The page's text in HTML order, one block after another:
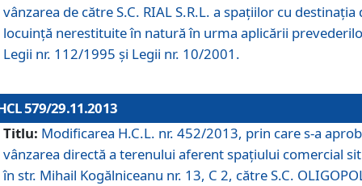
vânzarea de către S.C. RIAL S.R.L. a spaţiilor cu destinaţia
locuinţă nerestituite în natură în urma aplicării
Legii nr. 112/1995 şi Legii nr. 10/2001.
579/29.11.2013
Titlu: Modificarea H.C.L. nr. 452/2013, prin care s-a
vânzarea directă a terenului aferent spaţiului comercial
în str. Mihail Kogălniceanu nr. 13, C 2, către S.C.